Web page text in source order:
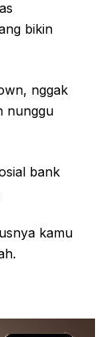
bikin
nggak
nunggu
bank
kamu